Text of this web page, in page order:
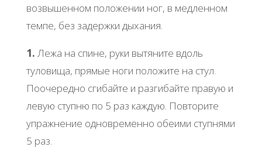
возвышенном положении ног, в медленном
темпе, без задержки дыхания.
1. Лежа на спине, руки вытяните вдоль
туловища, прямые ноги положите на стул.
Поочередно сгибайте и разгибайте правую и
левую ступню по 5 раз каждую. Повторите
упражнение одновременно обеими ступнями
5 раз.